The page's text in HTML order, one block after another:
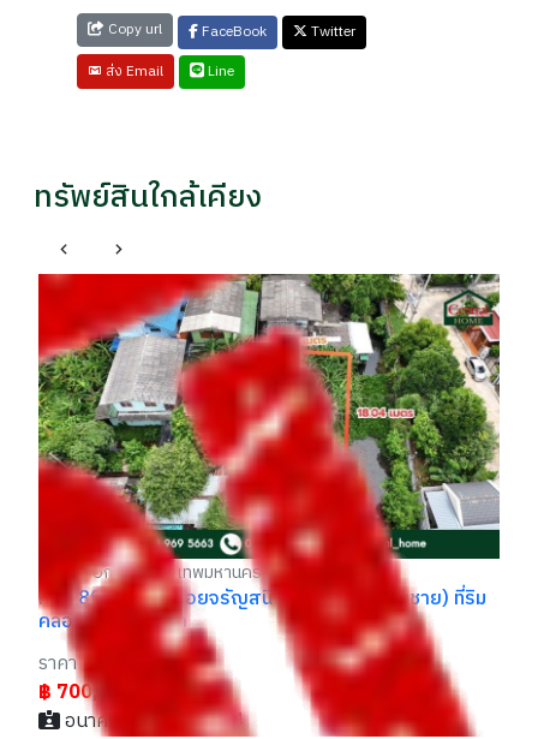
Copy url FaceBook
Twitter
ส่ง Email
Line
ทรัพย์สินใกล้เคียง
บางกอกใหญ่ กรุงเทพมหานคร
ที่ดิน 80.6 ตร.ว. ซอยจรัญสนิทวงศ์ 3 (ซอยสมชาย) ที่ริม
คลอง ราคาถูกมาก
ราคา
฿ 700,000
อนาคต / 064xxxxx44